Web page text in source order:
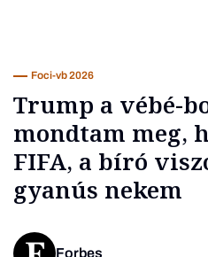
Üzlet
Foci-vb 2026
Trump a vébé-
mondtam meg,
FIFA, a bíró
gyanús nekem
Forbes